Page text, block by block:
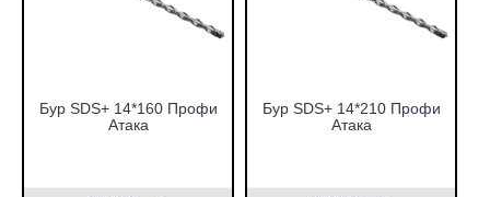
Бур SDS+ 14*160 Профи
Атака
Бур SDS+ 14*210 Профи
Атака